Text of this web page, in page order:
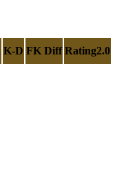
K-D FK Diff Rating2.0